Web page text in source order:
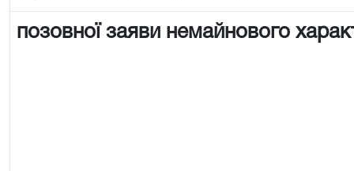
позовної заяви немайнового